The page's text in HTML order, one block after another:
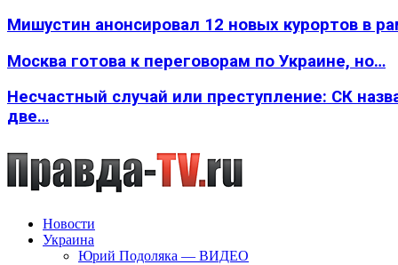
Мишустин анонсировал 12 новых курортов в
Москва готова к переговорам по Украине, но…
Несчастный случай или преступление: СК
две…
Новости
Украина
Юрий Подоляка — ВИДЕО